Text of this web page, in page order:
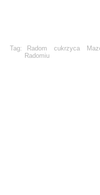
Tag: Radom cukrzyca
Radomiu